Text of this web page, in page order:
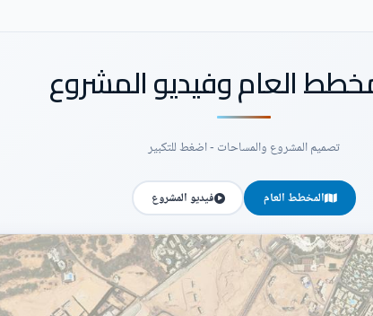
العام وفيديو المشروع
تصميم المشروع والمساحات - اضغط للتكبير
المخطط العام فيديو المشروع